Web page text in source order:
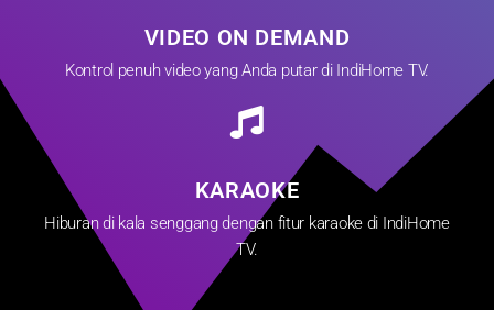
VIDEO ON DEMAND
Kontrol penuh video yang Anda putar di IndiHome TV.
KARAOKE
Hiburan di kala senggang dengan fitur karaoke di IndiHome
TV.